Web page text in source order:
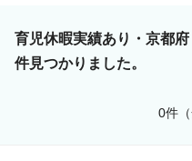
雇用形態
育児休暇実績あり・京都
件見つかりました。
0件（